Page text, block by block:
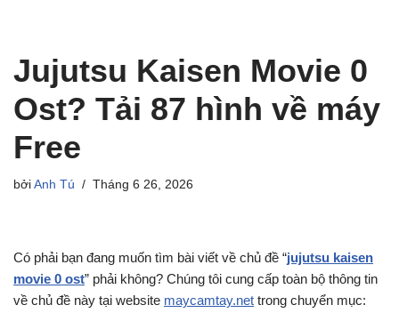
Jujutsu Kaisen Movie 0
Ost? Tải 87 hình về máy
Free
bởi Anh Tú Tháng 6 26, 2026
Có phải bạn đang muốn tìm bài viết về chủ đề “jujutsu kaisen
movie 0 ost” phải không? Chúng tôi cung cấp toàn bộ thông tin
về chủ đề này tại website maycamtay.net trong chuyển mục: